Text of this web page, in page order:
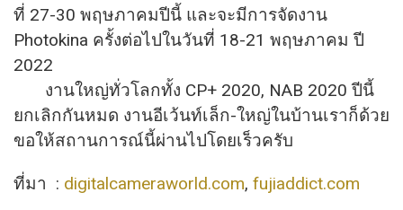
ที่ 27-30 พฤษภาคมปีนี้ และจะมีการจัดงาน
Photokina ครั้งต่อไปในวันที่ 18-21 พฤษภาคม ปี
2022
งานใหญ่ทั่วโลกทั้ง CP+ 2020, NAB 2020 ปีนี้
ยกเลิกกันหมด งานอีเว้นท์เล็ก-ใหญ่ในบ้านเราก็ด้วย
ขอให้สถานการณ์นี้ผ่านไปโดยเร็วครับ
ที่มา : digitalcameraworld.com, fujiaddict.com